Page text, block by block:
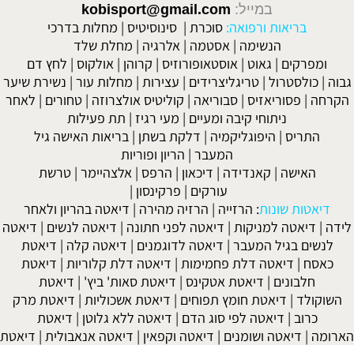
|סינוסיטיס|מחלות בדרכי
אלרגיה|מחלת שלד
| קרוהן| אולקוס|לחץ דם
|עצירות |מחלות עור|נשירת שיער
| קוליטיס אולצרוזה|טחורים|לאחר
| מעי רגיז | תת פעילות
דלקת בשתן|בריאות האישה גיל
דיכאון|הרפס|אלצהיימר|טרשת
הרזיה מהירה| דיאטה בהריון ולאחר
דיאטה לפני חתונה|דיאטה לנשים| דיאטה
דיאטה לדוגמנים|דיאטה קלה|דיאטת
| דיאטה דלת קלוריות|דיאטת
|דיאטת סאות' ביץ'|דיאטת
תפוחים| דיאטת אשכוליות|דיאטת מרק
הדם|דיאטה ללא גלוטן |דיאטת
|דיאטה וקפאין|דיאטה אנאבולית|דיאטת